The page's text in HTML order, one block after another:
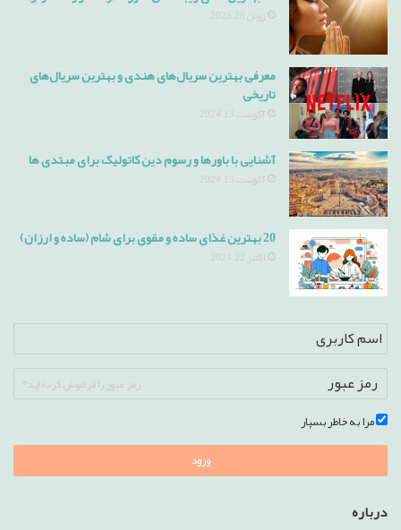
ژوئن 28, 2025
معرفی بهترین سریال‌های هندی و بهترین سریال‌های
تاریخی
آگوست 13, 2024
آشنایی با باورها و رسوم دین کاتولیک برای مبتدی ها
آگوست 13, 2024
20 بهترین غذای ساده و مقوی برای شام (ساده و ارزان)
اکتبر 22, 2024
رمز عبور را فراموش کرده اید؟
مرا به خاطر بسپار
ورود
درباره